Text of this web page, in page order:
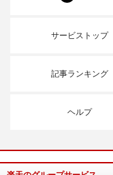
サービストップ
記事ランキング
ヘルプ